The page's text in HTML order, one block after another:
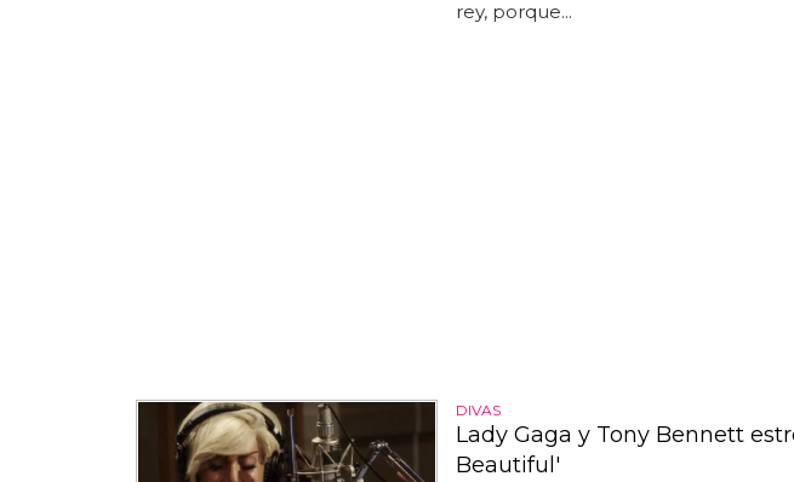
rey, porque...
DIVAS
Lady Gaga y Tony Bennett
Beautiful'